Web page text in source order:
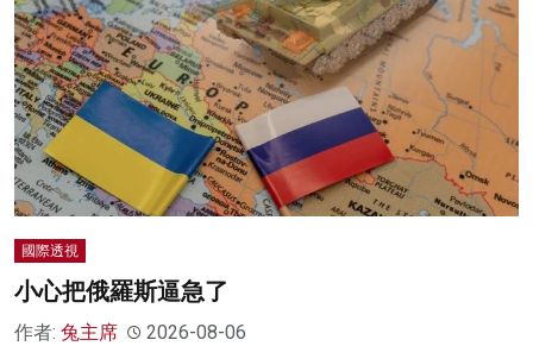
國際透視
小心把俄羅斯逼急了
作者: 兔主席 2026-08-06